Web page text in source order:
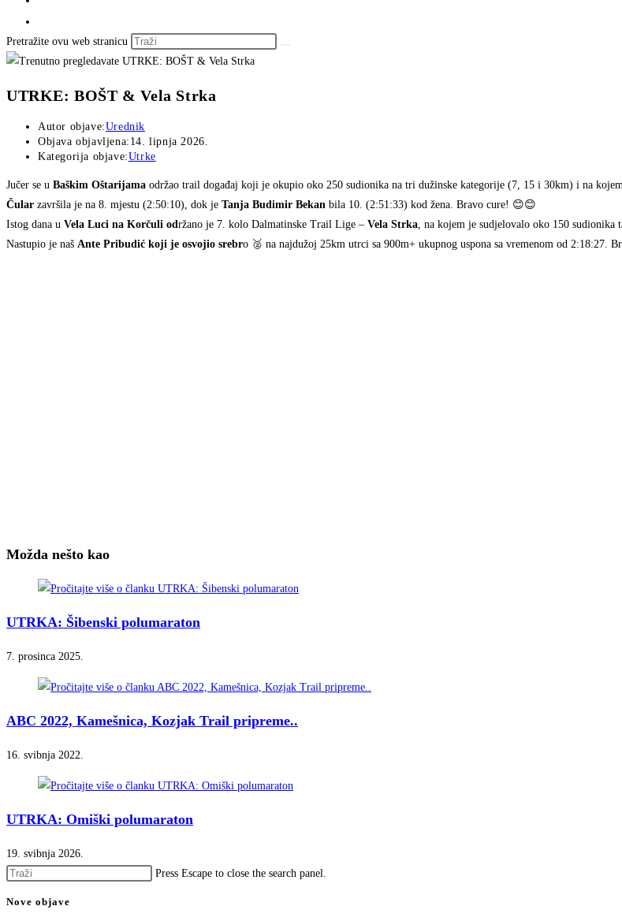
Pretražite ovu web stranicu
UTRKE: BOŠT & Vela Strka
Autor objave:Urednik
Objava objavljena: 14. lipnja 2026.
Kategorija objave:Utrke
Jučer se u Baškim Oštarijama održao trail događaj koji je okupio oko 250 sudionika na tri dužinske kategorije (7, 15 i 30km) i na
Čular završila je na 8. mjestu (2:50:10), dok je Tanja Budimir Bekan bila 10. (2:51:33) kod žena. Bravo cure! 😊😊
Istog dana u Vela Luci na Korčuli održano je 7. kolo Dalmatinske Trail Lige – Vela Strka, na kojem je sudjelovalo oko 150 sudionika
Nastupio je naš Ante Pribudić koji je osvojio srebro 🥈 na najdužoj 25km utrci sa 900m+ ukupnog uspona sa vremenom od 2:18:27.
Možda nešto kao
UTRKA: Šibenski polumaraton
7. prosinca 2025.
ABC 2022, Kamešnica, Kozjak Trail pripreme..
16. svibnja 2022.
UTRKA: Omiški polumaraton
19. svibnja 2026.
Press Escape to close the search panel.
Nove objave